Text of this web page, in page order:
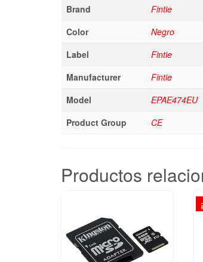
Brand
Fintie
Color
Negro
Label
Fintie
Manufacturer
Fintie
Model
EPAE474EU
Product Group
CE
Productos